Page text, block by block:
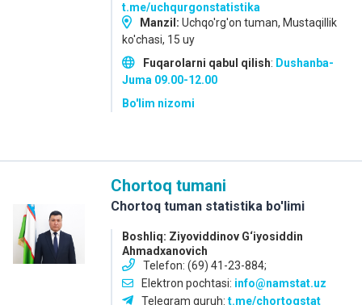
t.me/uchqurgonstatistika
Manzil: Uchqo'rg'on tuman, Mustaqillik
ko'chasi, 15 uy
Fuqarolarni qabul qilish: Dushanba-
Juma 09.00-12.00
Bo'lim nizomi
Chortoq tumani
Chortoq tuman statistika bo'limi
Boshliq: Ziyoviddinov G‘iyosiddin
Ahmadxanovich
Telefon: (69) 41-23-884;
Elektron pochtasi: info@namstat.uz
Telegram guruh: t.me/chortoqstat